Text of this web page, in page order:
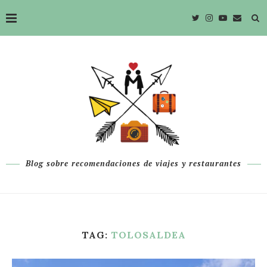
Blog sobre recomendaciones de viajes y restaurantes
TAG: TOLOSALDEA